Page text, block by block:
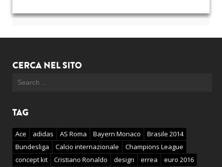
CERCA NEL SITO
TAG
Ace adidas AS Roma Bayern Monaco
Brasile 2014
Bundesliga
Calcio internazionale
Champions League
concept kit
Cristiano Ronaldo design errea
euro 2016